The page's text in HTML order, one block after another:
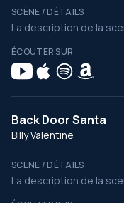
SCÈNE / DÉTAILS
La description de la
ÉCOUTER SUR
Back Door Santa
Billy Valentine
SCÈNE / DÉTAILS
La description de la